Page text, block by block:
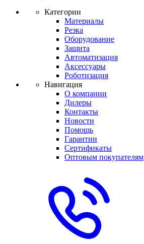
Категории
Материалы
Резка
Оборудование
Защита
Автоматизация
Аксессуары
Роботизация
Навигация
О компании
Дилеры
Контакты
Новости
Помощь
Гарантии
Сертификаты
Оптовым покупателям